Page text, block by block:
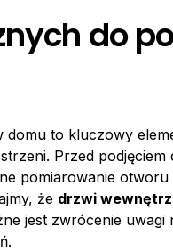
do
domu to kluczowy
Przed
pomiarowanie
że drzwi
jest zwrócenie uwagi